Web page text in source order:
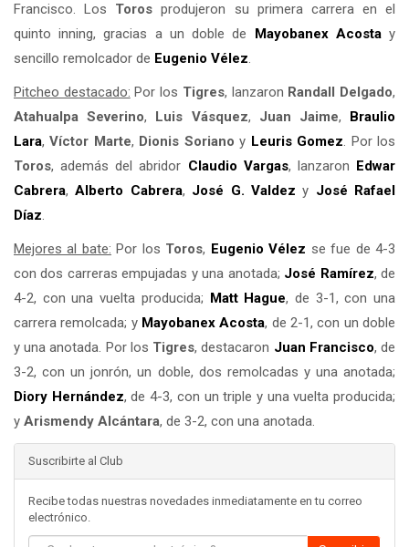
Francisco. Los Toros produjeron su primera carrera en el
quinto inning, gracias a un doble de Mayobanex Acostay
sencillo remolcador de Eugenio Vélez.
Pitcheo destacado: Por los Tigres, lanzaron Randall Delgado,
Atahualpa Severino, Luis Vásquez, Juan Jaime, Braulio
Lara,Víctor Marte, Dionis Soriano y Leuris Gomez. Por los
Toros, además del abridor Claudio Vargas, lanzaron Edwar
Cabrera,Alberto Cabrera, José G. Valdez y José Rafael
Díaz.
Mejores al bate: Por los Toros, Eugenio Vélez se fue de 4-3
con dos carreras empujadas y una anotada; José Ramírez, de
4-2, con una vuelta producida; Matt Hague, de 3-1, con una
carrera remolcada; y Mayobanex Acosta, de 2-1, con un doble
y una anotada. Por los Tigres, destacaron Juan Francisco, de
3-2, con un jonrón, un doble, dos remolcadas y una anotada;
Diory Hernández, de 4-3, con un triple y una vuelta producida;
y Arismendy Alcántara, de 3-2, con una anotada.
Suscribirte al Club
Recibe todas nuestras novedades inmediatamente en tu correo
electrónico.